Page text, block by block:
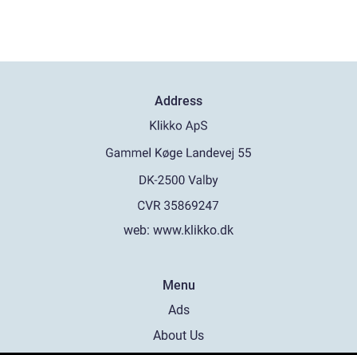
Address
web: www.klikko.dk
Menu
Ads
About Us